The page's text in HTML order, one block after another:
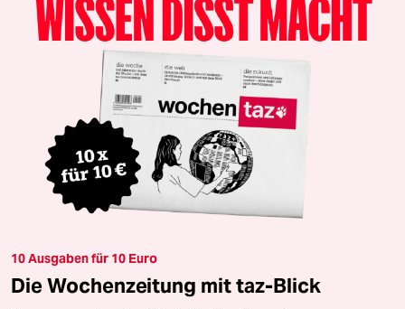
10 Ausgaben für 10 Euro
Die Wochenzeitung mit taz-Blick